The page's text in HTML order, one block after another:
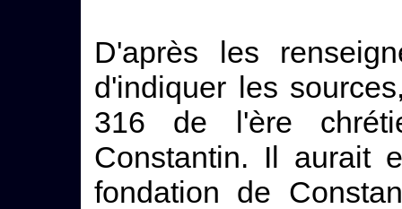
D'après les
d'indiquer les
316 de l'ère
Constantin. Il aurait
fondation de